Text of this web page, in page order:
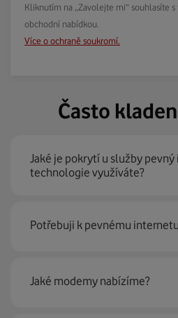
Kliknutím na „Zavolejte mi“ souhlasíte
obchodní nabídkou.
Více o ochraně soukromí.
Často
Jaké je pokrytí u služby
technologie využíváte?
Pevný internet můžeme nabídnout
domácností
Potřebuji k pevnému
Ano, potřebujete. Rádi vám ho
modemu od Vodafonu navíc
Jaké modemy nabízíme?